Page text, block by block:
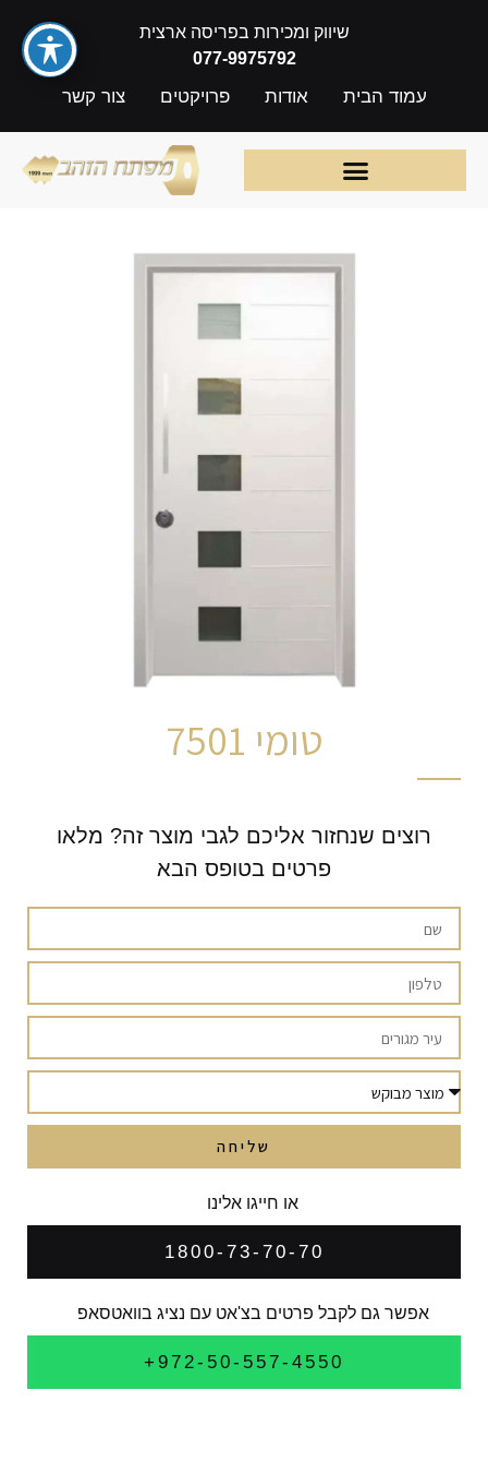
שיווק ומכירות בפריסה ארצית
077-9975792
עמוד הבית אודות פרויקטים צור קשר
טומי 7501
רוצים שנחזור אליכם לגבי מוצר זה? מלאו
פרטים בטופס הבא
שליחה
או חייגו אלינו
1800-73-70-70
אפשר גם לקבל פרטים בצ'אט עם נציג בוואטסאפ
972-50-557-4550+